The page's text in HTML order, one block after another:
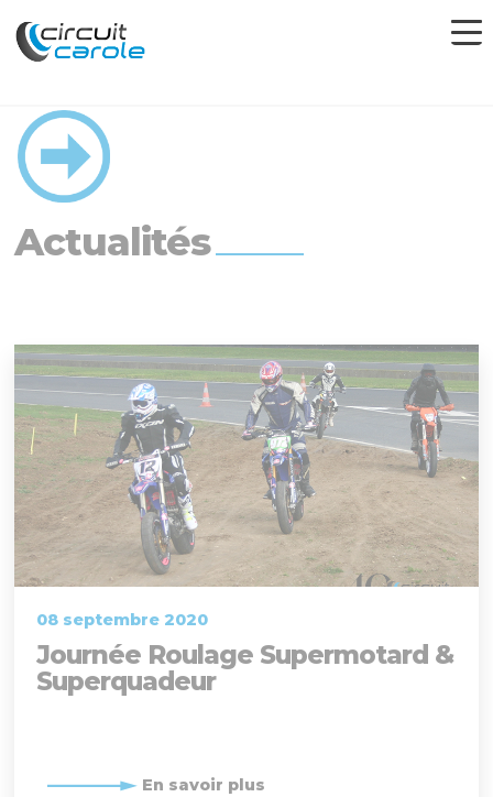
Actualités
08 septembre 2020
Journée Roulage Supermotard &
Superquadeur
En savoir plus